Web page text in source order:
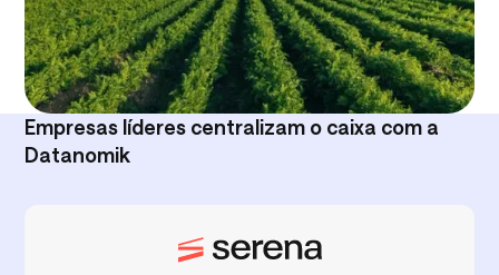
Empresas líderes centralizam o caixa com a
Datanomik